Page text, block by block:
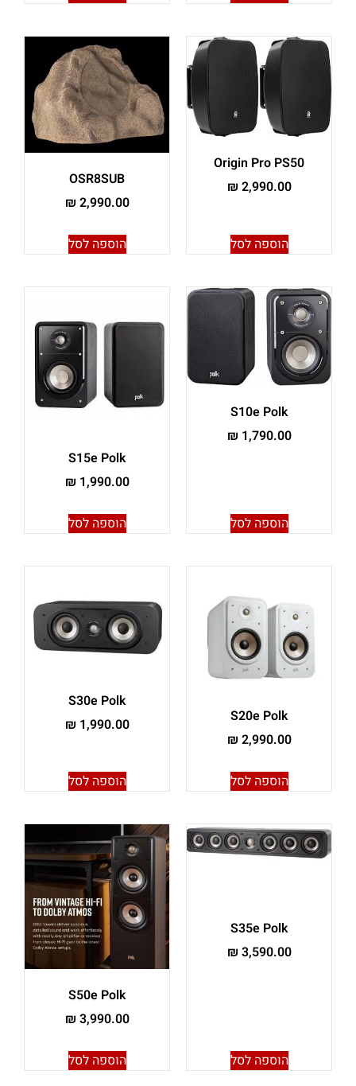
Origin Pro PS50
₪ 2,990.00
הוספה לסל
OSR8SUB
₪ 2,990.00
הוספה לסל
S10e Polk
₪ 1,790.00
הוספה לסל
S15e Polk
₪ 1,990.00
הוספה לסל
S20e Polk
₪ 2,990.00
הוספה לסל
S30e Polk
₪ 1,990.00
הוספה לסל
S35e Polk
₪ 3,590.00
הוספה לסל
S50e Polk
₪ 3,990.00
הוספה לסל